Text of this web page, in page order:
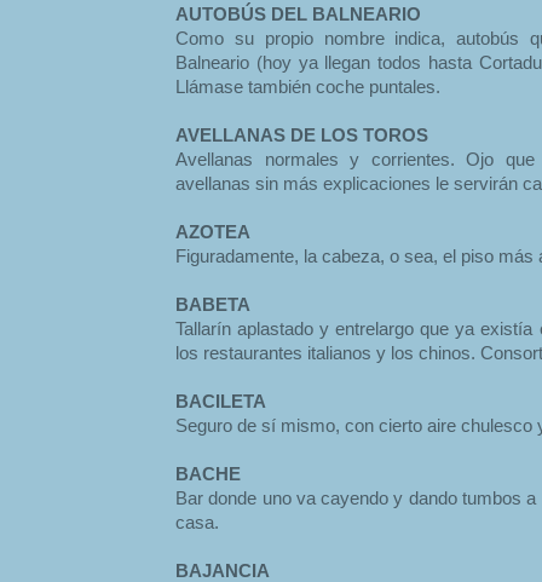
AUTOBÚS DEL BALNEARIO
Como su propio nombre indica, autobús
Balneario (hoy ya llegan todos hasta
Llámase también coche puntales.
AVELLANAS DE LOS TOROS
Avellanas normales y corrientes. Ojo
avellanas sin más explicaciones le servirán
AZOTEA
Figuradamente, la cabeza, o sea, el piso más
BABETA
Tallarín aplastado y entrelargo que ya
los restaurantes italianos y los chinos.
BACILETA
Seguro de sí mismo, con cierto aire chulesco
BACHE
Bar donde uno va cayendo y dando tumbos
casa.
BAJANCIA